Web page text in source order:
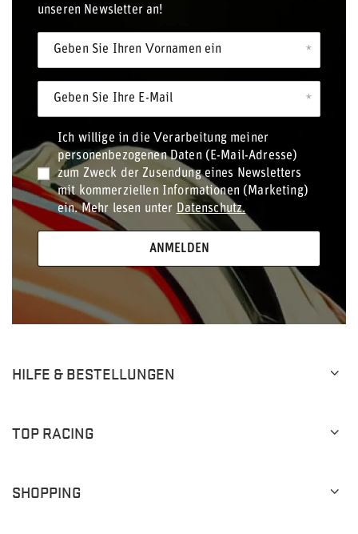
unseren Newsletter an!
Geben Sie Ihren Vornamen ein
Geben Sie Ihre E-Mail
Ich willige in die Verarbeitung meiner
personenbezogenen Daten (E-Mail-Adresse)
zum Zweck der Zusendung eines Newsletters
mit kommerziellen Informationen (Marketing)
ein. Mehr lesen unter Datenschutz.
ANMELDEN
HILFE & BESTELLUNGEN
TOP RACING
SHOPPING